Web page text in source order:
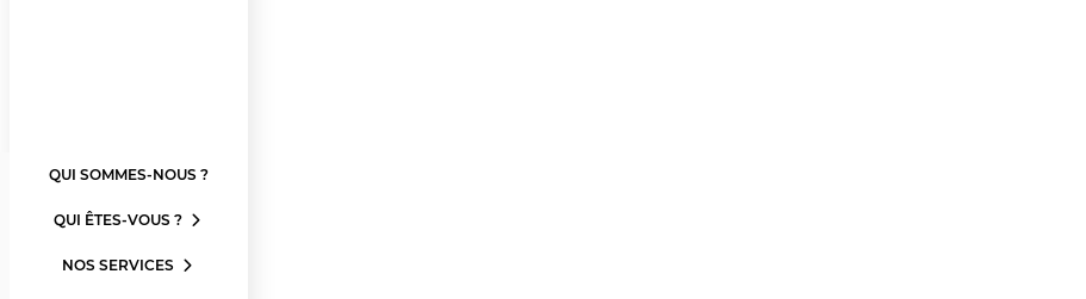
QUI SOMMES-NOUS ?
QUI ÊTES-VOUS ?
NOS SERVICES